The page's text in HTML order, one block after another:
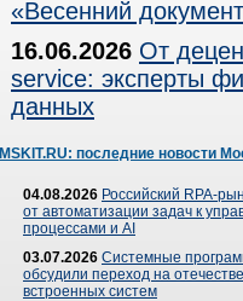
«Весенний
16.06.2026 От
service: эксперты
данных
MSKIT.RU: последние новости
04.08.2026 Российский RPA-
от автоматизации задач к
процессами и AI
03.07.2026 Системные
обсудили переход на
встроенных систем